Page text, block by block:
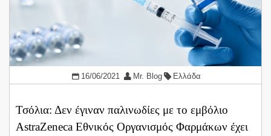
16/06/2021 Mr. Blog Ελλάδα
Τσόλια: Δεν έγιναν παλινωδίες με το εμβόλιο
AstraZeneca Εθνικός Οργανισμός Φαρμάκων έχει